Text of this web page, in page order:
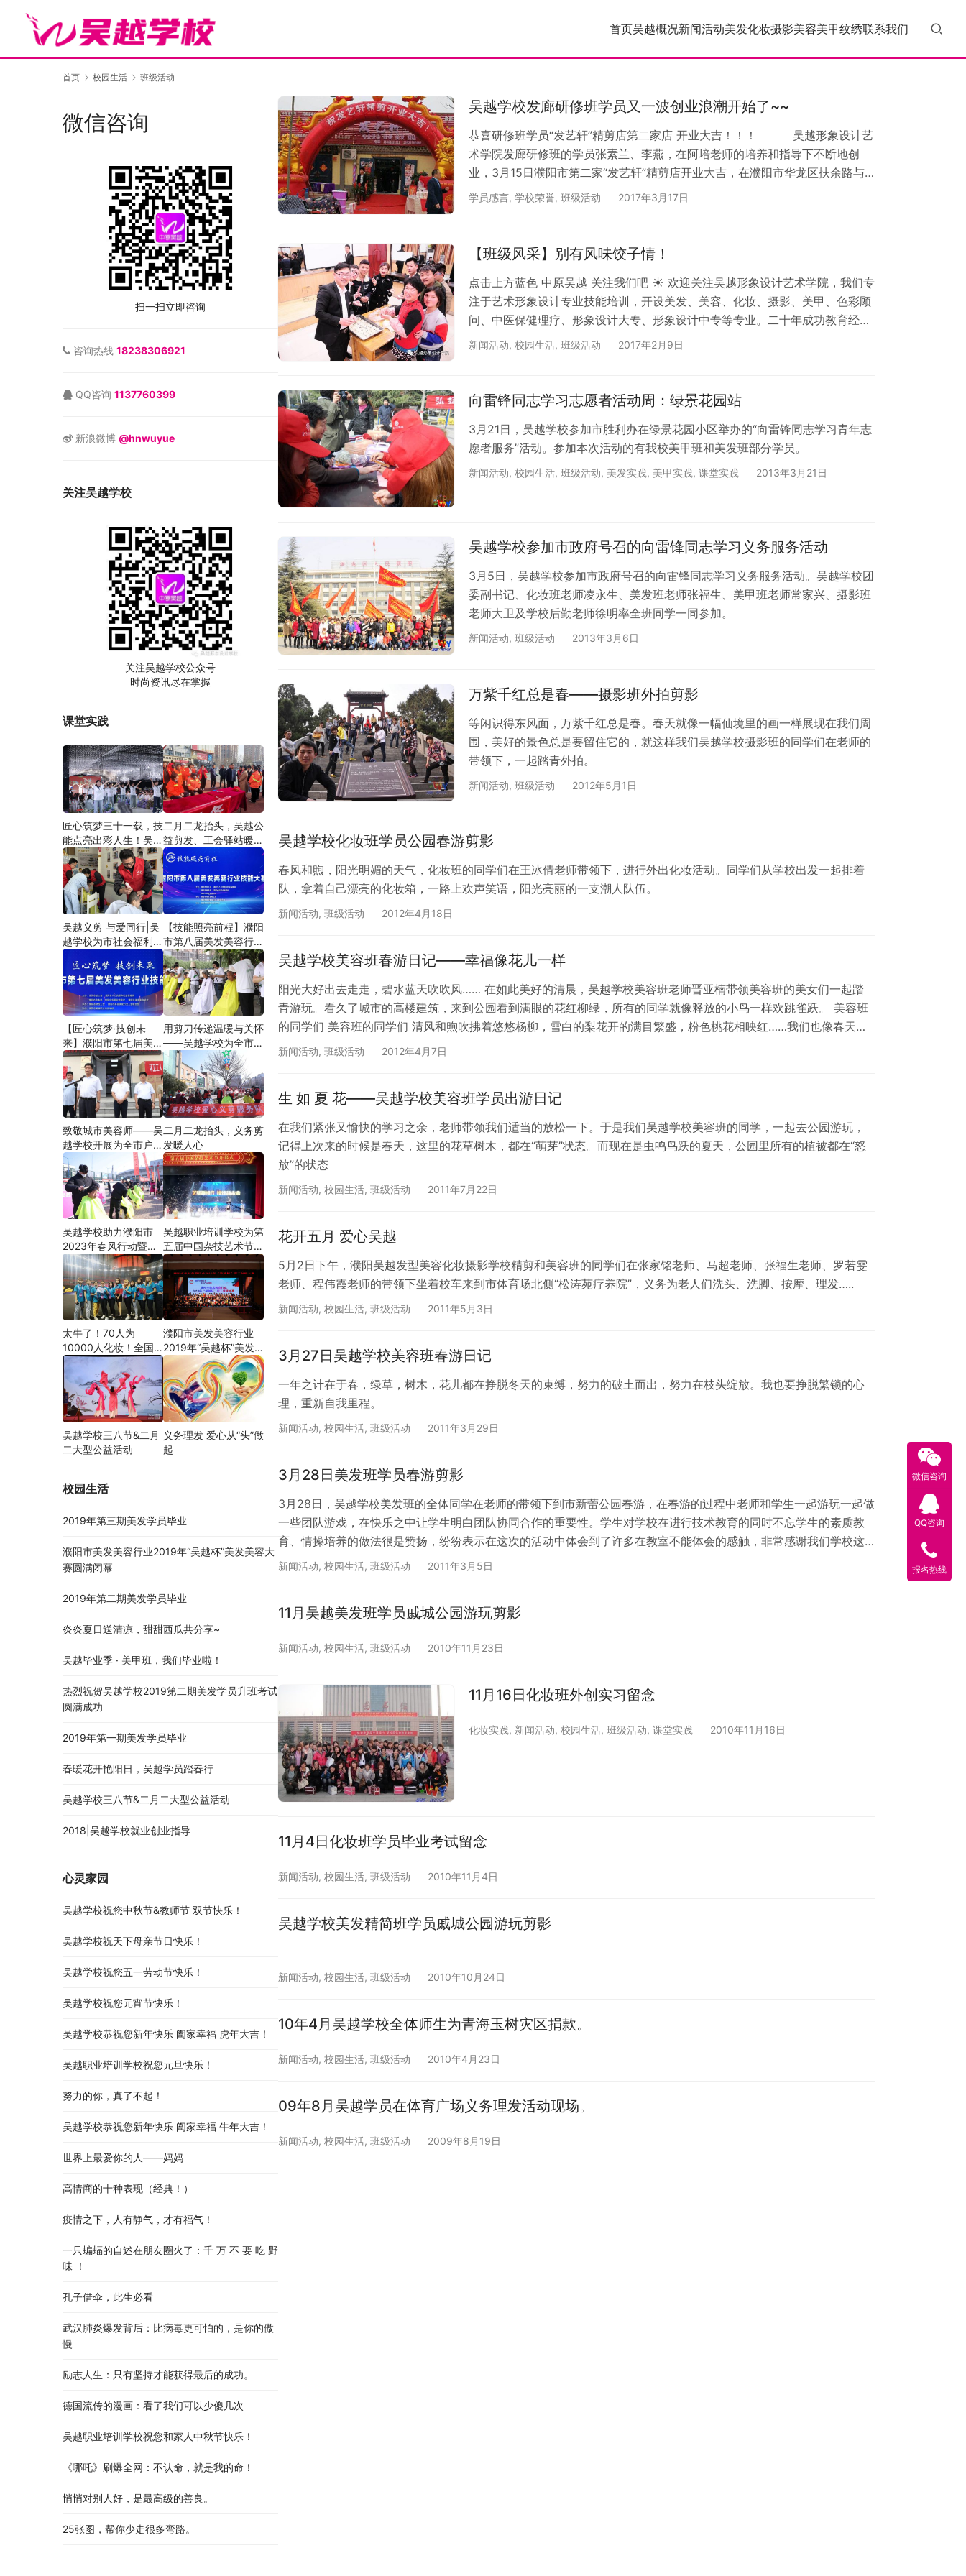
首页吴越概况新闻活动美发化妆摄影美容美甲纹绣联系我们
首页 校园生活 班级活动
吴越学校发廊研修班学员又一波创业浪潮开始了~~
恭喜研修班学员“发艺轩”精剪店第二家店 开业大吉！！！ 吴越形象设计艺
术学院发廊研修班的学员张素兰、李燕，在阿培老师的培养和指导下不断地创
业，3月15日濮阳市第二家“发艺轩”精剪店开业大吉，在濮阳市华龙区扶余路与
南海路路口西100米路北（兴隆小区南院对面），吴越学校发廊研修班派20名学
后盾。 老师说过：“选择大于奋斗”。选择了吴越学校才是对…
学员感言, 学校荣誉, 班级活动 2017年3月17日
【班级风采】别有风味饺子情！
点击上方蓝色 中原吴越 关注我们吧 ☀ 欢迎关注吴越形象设计艺术学院，我们专
注于艺术形象设计专业技能培训，开设美发、美容、化妆、摄影、美甲、色彩顾
问、中医保健理疗、形象设计大专、形象设计中专等专业。二十年成功教育经验
积累，专业教育与素质教育并举，强化店务实战教学，数百家国内外优秀企业鉴
新闻活动, 校园生活, 班级活动 2017年2月9日
向雷锋同志学习志愿者活动周：绿景花园站
3月21日，吴越学校参加市胜利办在绿景花园小区举办的“向雷锋同志学习青年志
愿者服务”活动。参加本次活动的有我校美甲班和美发班部分学员。
新闻活动, 校园生活, 班级活动, 美发实践, 美甲实践, 课堂实践 2013年3月21日
吴越学校参加市政府号召的向雷锋同志学习义务服务活动
3月5日，吴越学校参加市政府号召的向雷锋同志学习义务服务活动。吴越学校团
委副书记、化妆班老师凌永生、美发班老师张福生、美甲班老师常家兴、摄影班
老师大卫及学校后勤老师徐明率全班同学一同参加。
新闻活动, 班级活动 2013年3月6日
万紫千红总是春——摄影班外拍剪影
等闲识得东风面，万紫千红总是春。春天就像一幅仙境里的画一样展现在我们周
围，美好的景色总是要留住它的，就这样我们吴越学校摄影班的同学们在老师的
带领下，一起踏青外拍。
新闻活动, 班级活动 2012年5月1日
吴越学校化妆班学员公园春游剪影
春风和煦，阳光明媚的天气，化妆班的同学们在王冰倩老师带领下，进行外出化妆活动。同学们从学校出发一起排着
队，拿着自己漂亮的化妆箱，一路上欢声笑语，阳光亮丽的一支潮人队伍。
新闻活动, 班级活动 2012年4月18日
吴越学校美容班春游日记——幸福像花儿一样
阳光大好出去走走，碧水蓝天吹吹风…… 在如此美好的清晨，吴越学校美容班老师晋亚楠带领美容班的美女们一起踏
青游玩。看久了城市的高楼建筑，来到公园看到满眼的花红柳绿，所有的同学就像释放的小鸟一样欢跳雀跃。 美容班
的同学们 美容班的同学们 清风和煦吹拂着悠悠杨柳，雪白的梨花开的满目繁盛，粉色桃花相映红……我们也像春天里
的花儿一样在阳光下，璀璨的绽放。大家为了相同的梦想，来到吴越学校学习一技之长。这是对梦想的一种坚持，对
新闻活动, 班级活动 2012年4月7日
生 如 夏 花——吴越学校美容班学员出游日记
在我们紧张又愉快的学习之余，老师带领我们适当的放松一下。于是我们吴越学校美容班的同学，一起去公园游玩，
记得上次来的时候是春天，这里的花草树木，都在“萌芽”状态。而现在是虫鸣鸟跃的夏天，公园里所有的植被都在“怒
放”的状态
新闻活动, 校园生活, 班级活动 2011年7月22日
花开五月 爱心吴越
5月2日下午，濮阳吴越发型美容化妆摄影学校精剪和美容班的同学们在张家铭老师、马超老师、张福生老师、罗若雯
老师、程伟霞老师的带领下坐着校车来到市体育场北侧“松涛苑疗养院”，义务为老人们洗头、洗脚、按摩、理发…..
新闻活动, 校园生活, 班级活动 2011年5月3日
3月27日吴越学校美容班春游日记
一年之计在于春，绿草，树木，花儿都在挣脱冬天的束缚，努力的破土而出，努力在枝头绽放。我也要挣脱繁锁的心
理，重新自我里程。
新闻活动, 校园生活, 班级活动 2011年3月29日
3月28日美发班学员春游剪影
3月28日，吴越学校美发班的全体同学在老师的带领下到市新蕾公园春游，在春游的过程中老师和学生一起游玩一起做
一些团队游戏，在快乐之中让学生明白团队协同合作的重要性。学生对学校在进行技术教育的同时不忘学生的素质教
育、情操培养的做法很是赞扬，纷纷表示在这次的活动中体会到了许多在教室不能体会的感触，非常感谢我们学校这
个大家庭给予大家的温暖关怀。
新闻活动, 校园生活, 班级活动 2011年3月5日
11月吴越美发班学员戚城公园游玩剪影
新闻活动, 校园生活, 班级活动 2010年11月23日
11月16日化妆班外创实习留念
化妆实践, 新闻活动, 校园生活, 班级活动, 课堂实践 2010年11月16日
11月4日化妆班学员毕业考试留念
新闻活动, 校园生活, 班级活动 2010年11月4日
吴越学校美发精简班学员戚城公园游玩剪影
新闻活动, 校园生活, 班级活动 2010年10月24日
10年4月吴越学校全体师生为青海玉树灾区捐款。
新闻活动, 校园生活, 班级活动 2010年4月23日
09年8月吴越学员在体育广场义务理发活动现场。
新闻活动, 校园生活, 班级活动 2009年8月19日
微信咨询
扫一扫立即咨询
咨询热线 18238306921
QQ咨询 1137760399
新浪微博 @hnwuyue
关注吴越学校
关注吴越学校公众号
时尚资讯尽在掌握
课堂实践
匠心筑梦三十一载，技
能点亮出彩人生！吴越
学校2026年学员学习
成果汇报会圆满成功！
二月二龙抬头，吴越公
益剪发、工会驿站暖人
心——义务剪发情暖户
外劳动者
吴越义剪 与爱同行|吴
越学校为市社会福利院
爱心义剪
【技能照亮前程】濮阳
市第八届美发美容行业
技能大赛圆满闭幕
【匠心筑梦·技创未
来】濮阳市第七届美发
美容行业技能大赛在市
工人文化宫隆重举行
用剪刀传递温暖与关怀
——吴越学校为全市户
外劳动者爱心义剪
致敬城市美容师——吴
越学校开展为全市户外
劳动者爱心义剪活动
二月二龙抬头，义务剪
发暖人心
吴越学校助力濮阳市
2023年春风行动暨就
业援助月”首场新春招
聘会活动
吴越职业培训学校为第
五届中国杂技艺术节加
油添彩
太牛了！70人为
10000人化妆！全国
关注的盛事你知道吗？
濮阳市美发美容行业
2019年“吴越杯”美发
美容大赛圆满闭幕
吴越学校三八节&二月
二大型公益活动
义务理发 爱心从“头”做
起
校园生活
2019年第三期美发学员毕业
濮阳市美发美容行业2019年“吴越杯”美发美容大
赛圆满闭幕
2019年第二期美发学员毕业
炎炎夏日送清凉，甜甜西瓜共分享~
吴越毕业季 · 美甲班，我们毕业啦！
热烈祝贺吴越学校2019第二期美发学员升班考试
圆满成功
2019年第一期美发学员毕业
春暖花开艳阳日，吴越学员踏春行
吴越学校三八节&二月二大型公益活动
2018|吴越学校就业创业指导
心灵家园
吴越学校祝您中秋节&教师节 双节快乐！
吴越学校祝天下母亲节日快乐！
吴越学校祝您五一劳动节快乐！
吴越学校祝您元宵节快乐！
吴越学校恭祝您新年快乐 阖家幸福 虎年大吉！
吴越职业培训学校祝您元旦快乐！
努力的你，真了不起！
吴越学校恭祝您新年快乐 阖家幸福 牛年大吉！
世界上最爱你的人——妈妈
高情商的十种表现（经典！）
疫情之下，人有静气，才有福气！
一只蝙蝠的自述在朋友圈火了：千 万 不 要 吃 野
味 ！
孔子借伞，此生必看
武汉肺炎爆发背后：比病毒更可怕的，是你的傲
慢
励志人生：只有坚持才能获得最后的成功。
德国流传的漫画：看了我们可以少傻几次
吴越职业培训学校祝您和家人中秋节快乐​！​
《哪吒》刷爆全网：不认命，就是我的命！
悄悄对别人好，是最高级的善良。
25张图，帮你少走很多弯路。
微信咨询
QQ咨询
报名热线